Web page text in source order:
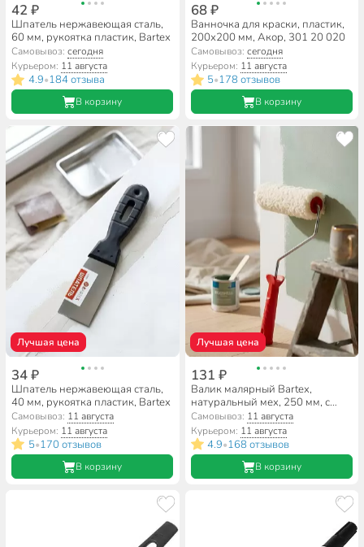
42 ₽
Шпатель нержавеющая сталь,
60 мм, рукоятка пластик, Bartex
Самовывоз:сегодня
Курьером: 11 августа
4.9•184 отзыва
В корзину
68 ₽
Ванночка для краски, пластик,
200х200 мм, Акор, 301 20 020
Самовывоз: сегодня
Курьером: 11 августа
5•178 отзывов
В корзину
Лучшая цена
34 ₽
Шпатель нержавеющая сталь,
40 мм, рукоятка пластик, Bartex
Самовывоз: 11 августа
Курьером: 11 августа
5•170 отзывов
В корзину
Лучшая цена
131 ₽
Валик малярный Bartex,
натуральный мех, 250 мм, с
бюгелем, в ассортименте, 0125
РФ
Самовывоз: 11 августа
Курьером: 11 августа
4.9•168 отзывов
В корзину